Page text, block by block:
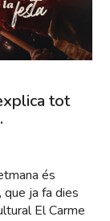
tot
és
que ja fa dies
El Carme